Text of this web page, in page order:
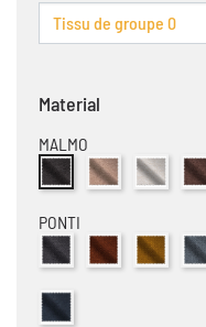
Material
MALMO
Tissu MalmoTissu Malmo
Tissu
PONTI
Tissu PontiTissu Ponti
Tissu
Tissu Ponti Bleu Fonce